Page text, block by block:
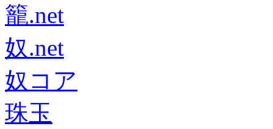
籠.net
奴.net
奴コア
珠玉